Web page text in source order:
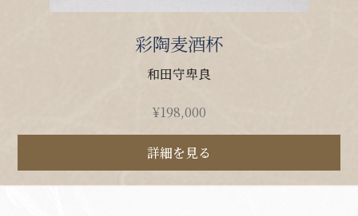
彩陶麦酒杯
和田守卑良
¥198,000
詳細を見る